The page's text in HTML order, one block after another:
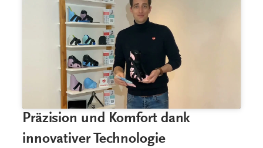
Präzision und Komfort dank
innovativer Technologie